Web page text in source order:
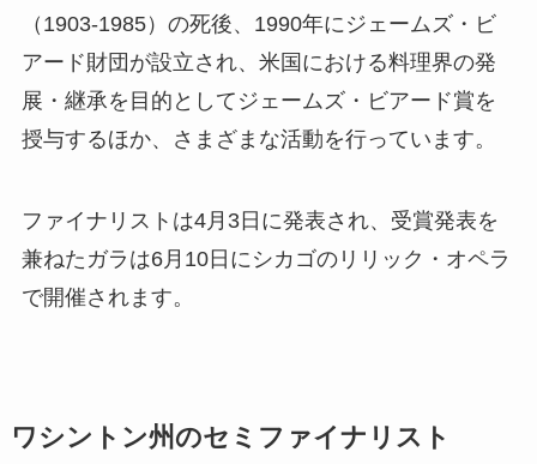
（1903-1985）の死後、1990年にジェームズ・ビ
アード財団が設立され、米国における料理界の発
展・継承を目的としてジェームズ・ビアード賞を
授与するほか、さまざまな活動を行っています。
ファイナリストは4月3日に発表され、受賞発表を
兼ねたガラは6月10日にシカゴのリリック・オペラ
で開催されます。
ワシントン州のセミファイナリスト